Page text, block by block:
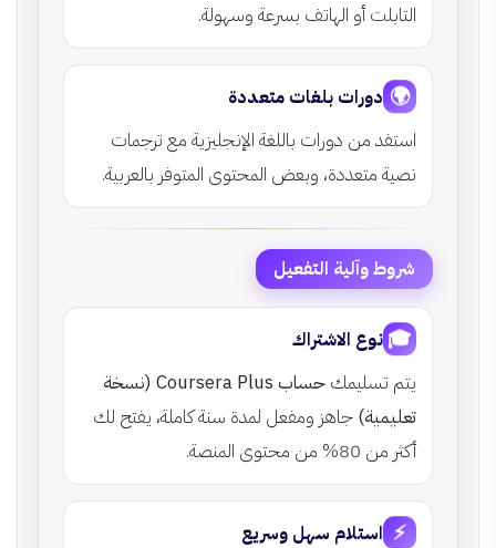
التابلت أو الهاتف بسرعة وسهولة.
🌍 دورات بلغات متعددة
استفد من دورات باللغة الإنجليزية مع ترجمات
نصية متعددة، وبعض المحتوى المتوفر بالعربية.
شروط وآلية التفعيل
🎓نوع الاشتراك
يتم تسليمك
حساب Coursera Plus (نسخة
تعليمية) جاهز ومفعل لمدة سنة كاملة، يفتح لك
أكثر من 80% من محتوى المنصة.
⚡ استلام سهل وسريع